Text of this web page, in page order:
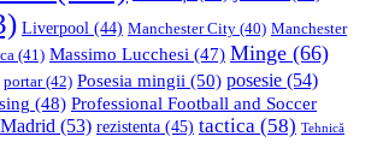
Liverpool (44) Manchester City (40) Manchester
(41) Massimo Lucchesi (47) Minge (66)
portar(42) Posesia mingii (50) posesie (54)
(48) Professional Football and Soccer
(53) rezistenta (45) tactica (58) Tehnică